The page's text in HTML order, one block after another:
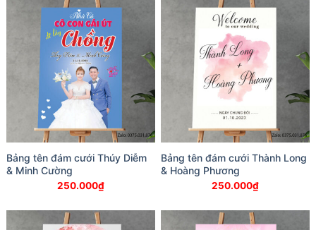
Bảng tên đám cưới Thúy Diễm
& Minh Cường
250.000₫
Bảng tên đám cưới Thành Long
& Hoàng Phương
250.000₫